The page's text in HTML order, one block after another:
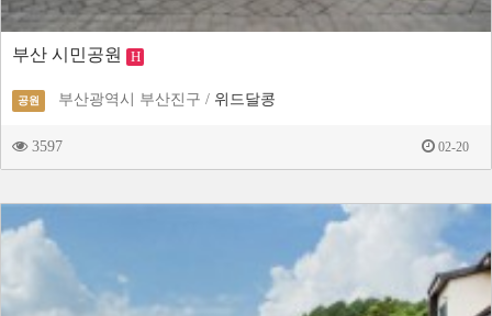
부산 시민공원 H
공원 부산광역시 부산진구 / 위드달콩
3597 02-20